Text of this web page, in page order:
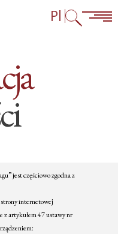
Pl
jest częściowo zgodna z
internetowej
z artykułem 47 ustawy nr